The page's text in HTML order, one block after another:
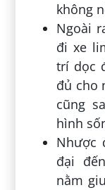
không
Ngoài
đi xe
trí dọc
đủ cho
cũng
hình
Nhược
đại
nằm